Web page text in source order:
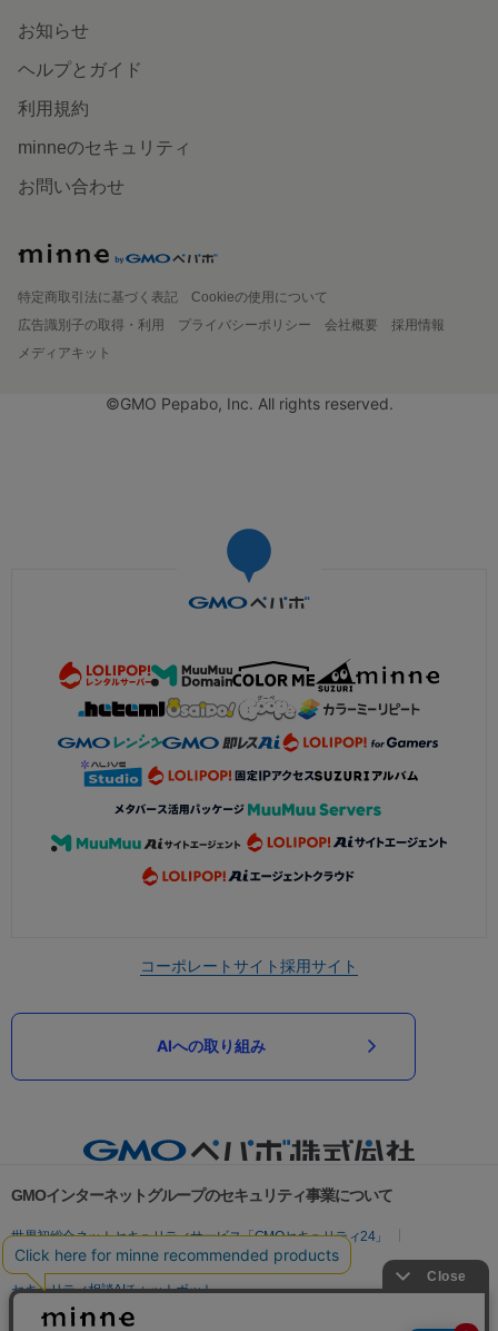
お知らせ
ヘルプとガイド
利用規約
minneのセキュリティ
お問い合わせ
特定商取引法に基づく表記
Cookieの使用について
広告識別子の取得・利用
プライバシーポリシー 会社概要
採用情報
メディアキット
©GMO Pepabo, Inc. All rights reserved.
コーポレートサイト採用サイト
AIへの取り組み
GMOインターネットグループのセキュリティ事業について
世界初総合ネットセキュリティサービス「GMOセキュリティ24」
パスワード漏洩診断
Webサイトリスク診断
セキュリティ相談AIチャットボット
実在証明・盗聴対策